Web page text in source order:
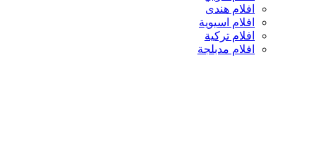
افلام هندى
افلام اسيوية
افلام تركية
افلام مدبلجة